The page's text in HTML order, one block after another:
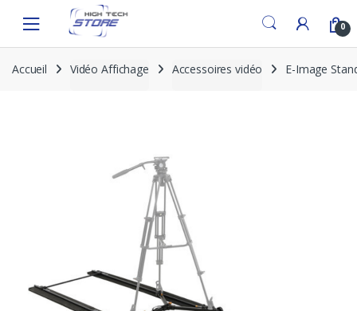
navigation
content
0
Accueil Vidéo Affichage Accessoires vidéo E-Image